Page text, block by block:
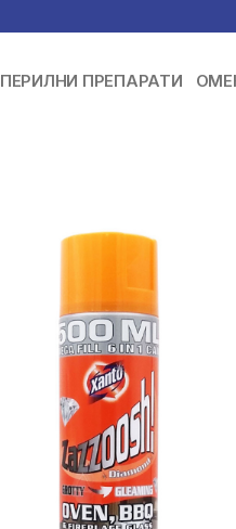
ПЕРИЛНИ ПРЕПАРАТИ